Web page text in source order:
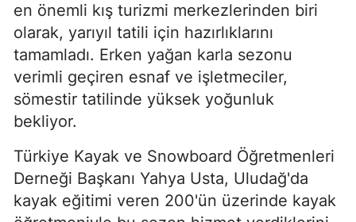
en önemli kış turizmi merkezlerinden biri
olarak, yarıyıl tatili için hazırlıklarını
tamamladı. Erken yağan karla sezonu
verimli geçiren esnaf ve işletmeciler,
sömestir tatilinde yüksek yoğunluk
bekliyor.
Türkiye Kayak ve Snowboard Öğretmenleri
Derneği Başkanı Yahya Usta, Uludağ'da
kayak eğitimi veren 200'ün üzerinde kayak